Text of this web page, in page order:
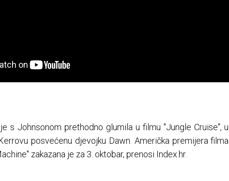
s Johnsonom prethodno glumila u filmu "Jungle Cruise", u
posvećenu djevojku Dawn. Američka premijera filma
zakazana je za 3. oktobar, prenosi Index.hr.